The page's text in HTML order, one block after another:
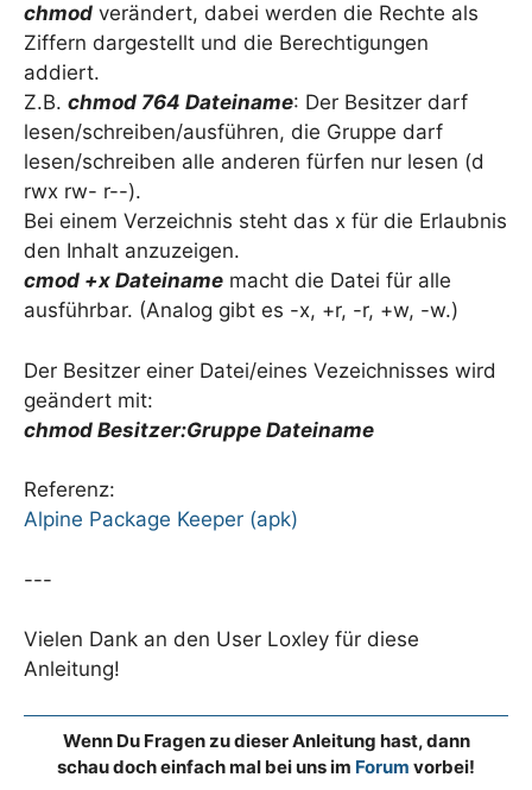
chmod verändert, dabei werden die Rechte als
Ziffern dargestellt und die Berechtigungen
addiert.
Z.B. chmod 764 Dateiname: Der Besitzer darf
lesen/schreiben/ausführen, die Gruppe darf
lesen/schreiben alle anderen fürfen nur lesen (d
rwx rw- r--).
Bei einem Verzeichnis steht das x für die Erlaubnis
den Inhalt anzuzeigen.
cmod +x Dateiname macht die Datei für alle
ausführbar. (Analog gibt es -x, +r, -r, +w, -w.)
Der Besitzer einer Datei/eines Vezeichnisses wird
geändert mit:
chmod Besitzer:Gruppe Dateiname
Referenz:
Alpine Package Keeper (apk)
---
Vielen Dank an den User Loxley für diese
Anleitung!
Wenn Du Fragen zu dieser Anleitung hast, dann
schau doch einfach mal bei uns im Forum vorbei!